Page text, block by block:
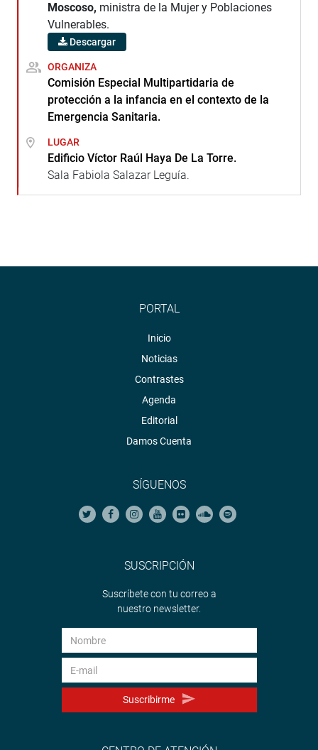
Moscoso, ministra de la Mujer y Poblaciones
Vulnerables.
Descargar
ORGANIZA
Comisión Especial Multipartidaria de
protección a la infancia en el contexto de la
Emergencia Sanitaria.
LUGAR
Edificio Víctor Raúl Haya De La Torre.
Sala Fabiola Salazar Leguía.
PORTAL
Inicio
Noticias
Contrastes
Agenda
Editorial
Damos Cuenta
SÍGUENOS
SUSCRIPCIÓN
Suscríbete con tu correo a
nuestro newsletter.
Suscribirme